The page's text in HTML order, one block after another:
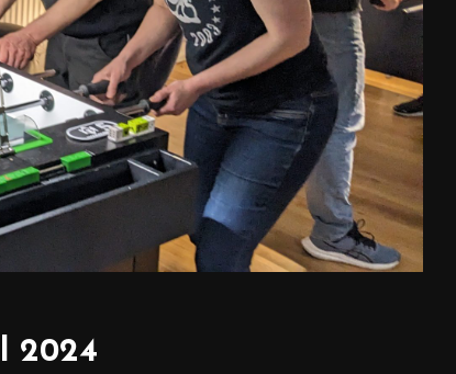
2024